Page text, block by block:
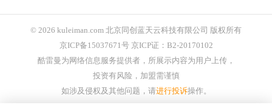
© 2026 kuleiman.com 北京同创蓝天云科技有限公司 版权所有
京ICP备15037671号 京ICP证：B2-20170102
酷雷曼为网络信息服务提供者，所展示内容为用户上传，
投资有风险，加盟需谨慎
如涉及侵权及其他问题，请进行投诉操作。